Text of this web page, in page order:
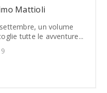
Mattioli
un volume
tutte le avventure...